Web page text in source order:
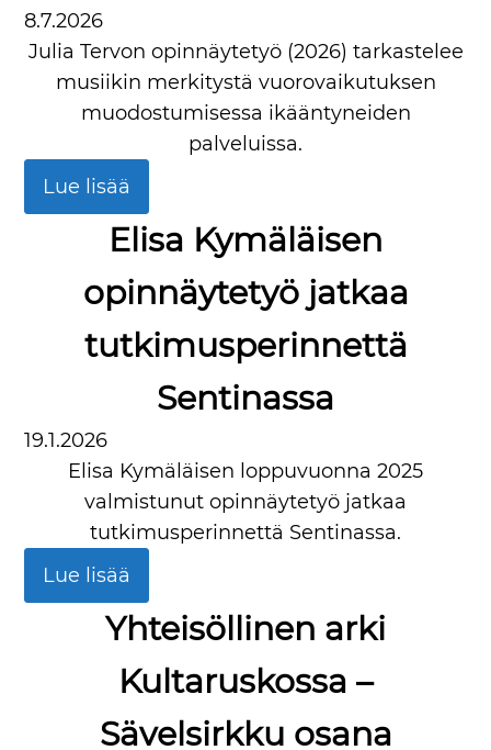
8.7.2026
Julia Tervon opinnäytetyö (2026) tarkastelee
musiikin merkitystä vuorovaikutuksen
muodostumisessa ikääntyneiden
palveluissa.
Lue lisää
Elisa Kymäläisen
opinnäytetyö jatkaa
tutkimusperinnettä
Sentinassa
19.1.2026
Elisa Kymäläisen loppuvuonna 2025
valmistunut opinnäytetyö jatkaa
tutkimusperinnettä Sentinassa.
Lue lisää
Yhteisöllinen arki
Kultaruskossa –
Sävelsirkku osana